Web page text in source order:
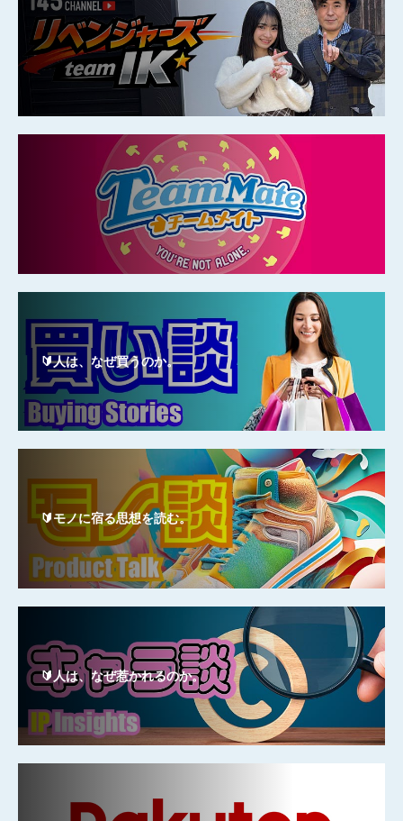
🔰人は、なぜ買うのか。
🔰モノに宿る思想を読む。
🔰人は、なぜ惹かれるのか。